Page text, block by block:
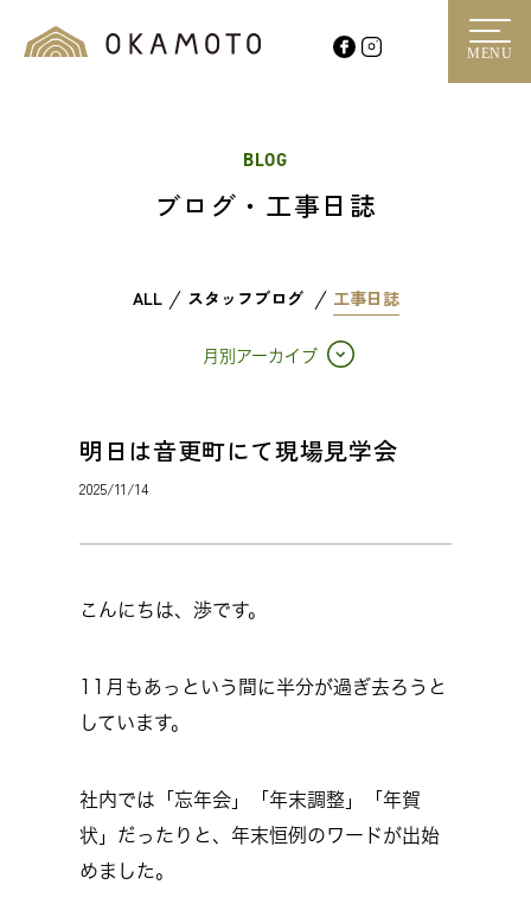
MENU
BLOG
ブログ・工事日誌
ALL スタッフブログ 工事日誌
月別アーカイブ
明日は音更町にて現場見学会
2025/11/14
こんにちは、渉です。
11月もあっという間に半分が過ぎ去ろうと
しています。
社内では「忘年会」「年末調整」「年賀
状」だったりと、年末恒例のワードが出始
めました。